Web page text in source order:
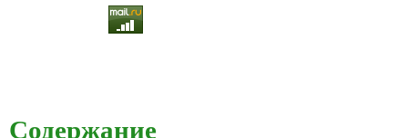
Содержание